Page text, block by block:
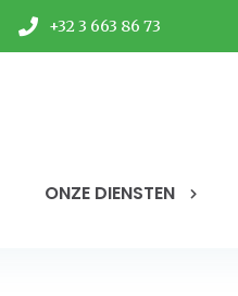
+32 3 663 86 73
ONZE DIENSTEN